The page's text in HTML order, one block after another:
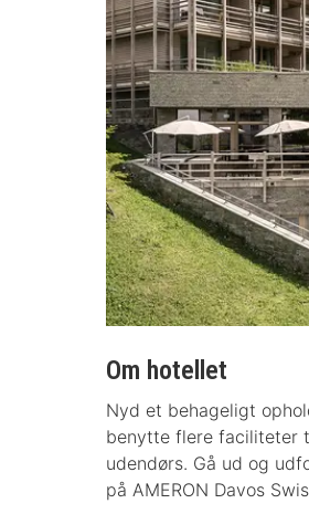
Om hotellet
Nyd et behageligt
benytte flere faciliteter
udendørs. Gå ud og
på AMERON Davos